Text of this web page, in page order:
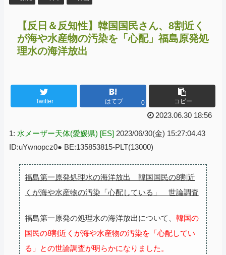
【反日＆反知性】韓国国民さん、8割近く
が海や水産物の汚染を「心配」福島原発処
理水の海洋放出
Twitter はてブ 0 コピー
2023.06.30 18:56
1: 水メーザー天体(愛媛県) [ES] 2023/06/30(金) 15:27:04.43
ID:uYwnopcz0● BE:135853815-PLT(13000)
福島第一原発処理水の海洋放出 韓国国民の8割近
くが海や水産物の汚染「心配している」 世論調査
福島第一原発の処理水の海洋放出について、 韓国の
国民の8割近くが海や水産物の汚染を「心配してい
る」との世論調査が明らかになりました。